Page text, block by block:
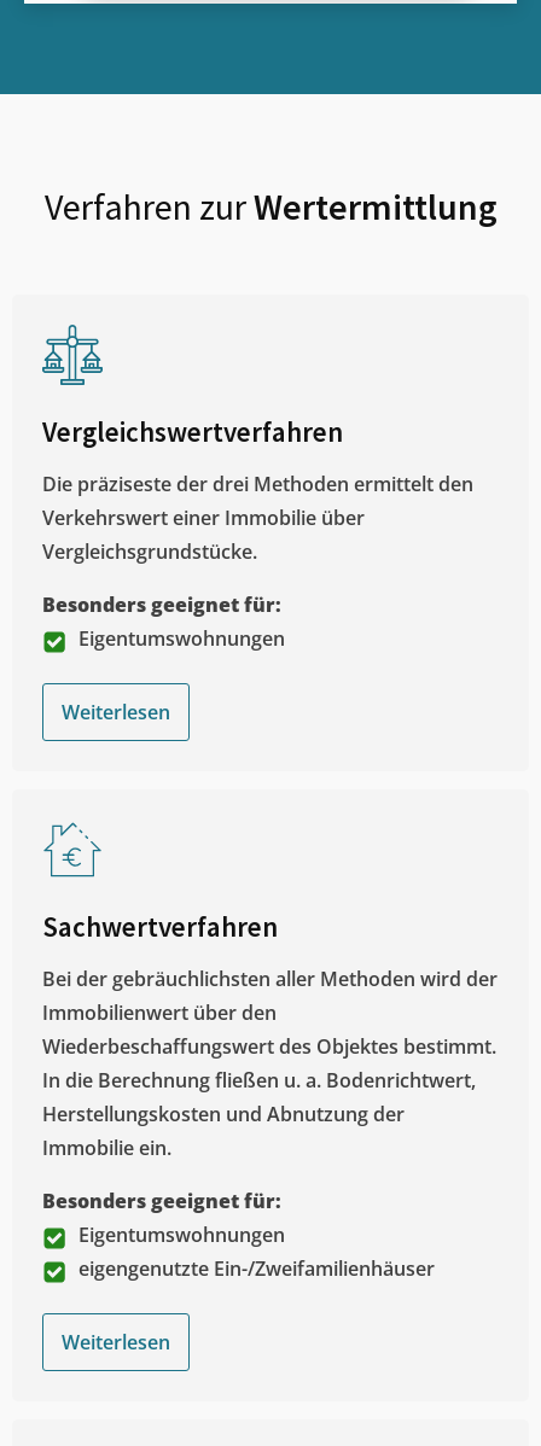
Verfahren zurWertermittlung
Vergleichswertverfahren
Die präziseste der drei Methoden ermittelt den
Verkehrswert einer Immobilie über
Vergleichsgrundstücke.
Besonders geeignet für:
Eigentumswohnungen
Weiterlesen
Sachwertverfahren
Bei der gebräuchlichsten aller Methoden wird der
Immobilienwert über den
Wiederbeschaffungswert des Objektes bestimmt.
In die Berechnung fließen u. a. Bodenrichtwert,
Herstellungskosten und Abnutzung der
Immobilie ein.
Besonders geeignet für:
Eigentumswohnungen
eigengenutzte Ein-/Zweifamilienhäuser
Weiterlesen